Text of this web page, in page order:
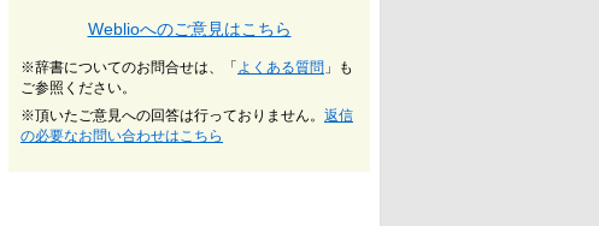
Weblioへのご意見はこちら
※辞書についてのお問合せは、「 よくある質問 」も
ご参照ください。
※頂いたご意見への回答は行っておりません。 返信
の必要なお問い合わせはこちら